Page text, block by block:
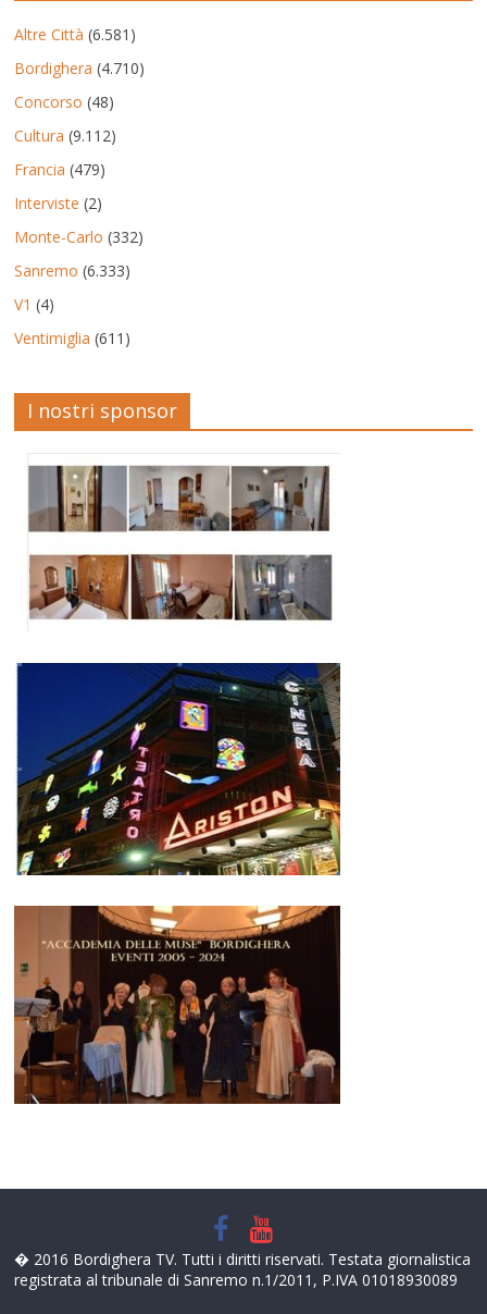
Altre Città (6.581)
Bordighera (4.710)
Concorso (48)
Cultura (9.112)
Francia (479)
Interviste (2)
Monte-Carlo (332)
Sanremo (6.333)
V1 (4)
Ventimiglia (611)
I nostri sponsor
� 2016 Bordighera TV. Tutti i diritti riservati. Testata giornalistica
registrata al tribunale di Sanremo n.1/2011, P.IVA 01018930089